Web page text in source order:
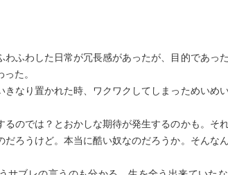
グラデーションで、友情とか恋愛とか決めつけて
方があってさ」（サブレ）
じゃ、どれだけ仲良くなっても俺は多分、理由が
曲げさせようとする悪いやつだって、自分で思う
か考え方とか持ってるの分かってて、理解して
ない、俺の気持ちと頭ん中、そういう、全部で
私も、いや違う、私が、一緒にいてほしい。下宿
の全部で、そのどれでもいい。お互いの悪さもひど
めえと一緒にいたいと今、思ってる。それが私の
わふわした日常が冗長感があったが、目的であっ
た。
きなり置かれた時、ワクワクしてしまっためいめ
るのでは？とおかしな期待が発生するのかも。そ
だろうけど。本当に酷い奴なのだろうか。そんな